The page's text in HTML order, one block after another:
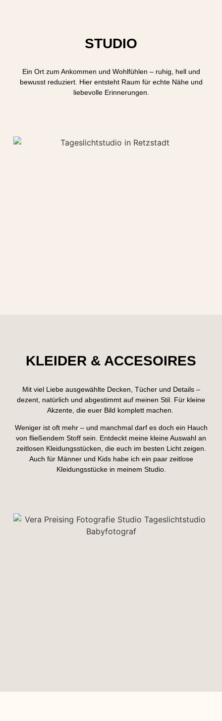
STUDIO
Ein Ort zum Ankommen und Wohlfühlen – ruhig, hell und
bewusst reduziert. Hier entsteht Raum für echte Nähe und
liebevolle Erinnerungen.
KLEIDER & ACCESOIRES
Mit viel Liebe ausgewählte Decken, Tücher und Details –
dezent, natürlich und abgestimmt auf meinen Stil. Für kleine
Akzente, die euer Bild komplett machen.
Weniger ist oft mehr – und manchmal darf es doch ein Hauch
von fließendem Stoff sein. Entdeckt meine kleine Auswahl an
zeitlosen Kleidungsstücken, die euch im besten Licht zeigen.
Auch für Männer und Kids habe ich ein paar zeitlose
Kleidungsstücke in meinem Studio.